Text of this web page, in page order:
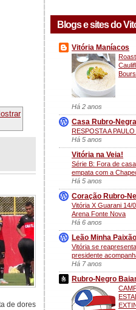
de dores
Blogs e sites do
Vitória Maníacos
Há 2 anos
Casa Rubro-
RESPOSTA A
Há 5 anos
Vitória na Veia!
Série B: Fora de
empata com a
Há 5 anos
Coração Rubro-
Vitória X Guarani 14/
Arena Fonte Nova
Há 6 anos
Leão Minha Paixão
Vitória se
presidente
Há 7 anos
Rubro-Negro